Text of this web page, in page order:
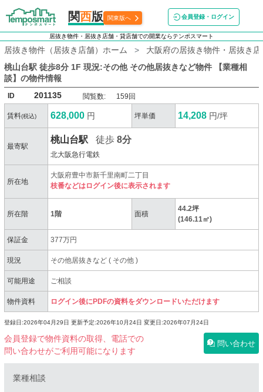
関西版 関東版へ 会員登録・ログイン
居抜き物件・居抜き店舗・貸店舗での開業ならテンポスマート
居抜き物件（居抜き店舗）ホーム
大阪府の居抜き物件・居抜き
桃山台駅 徒歩8分 1F 現況:その他 その他居抜きなど物件 【業種相
談】 の物件情報
ID 201135 閲覧数: 159回
賃料(税込) 628,000 円 坪単価 14,208 円/坪
最寄駅
桃山台駅 徒歩8分
北大阪急行電鉄
所在地
大阪府豊中市新千里南町二丁目
枝番などはログイン後に表示されます
所在階 1階 面積
44.2坪
(146.11㎡)
保証金 377万円
現況 その他居抜きなど( その他)
可能用途 ご相談
物件資料 ログイン後にPDFの資料をダウンロードいただけます
登録日:2026年04月29日 更新予定:2026年10月24日 変更日:2026年07月24日
会員登録で物件資料の取得、電話での
問い合わせがご利用可能になります
問い合わせ
業種相談